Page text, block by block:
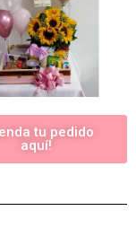
tu pedido
aquí!